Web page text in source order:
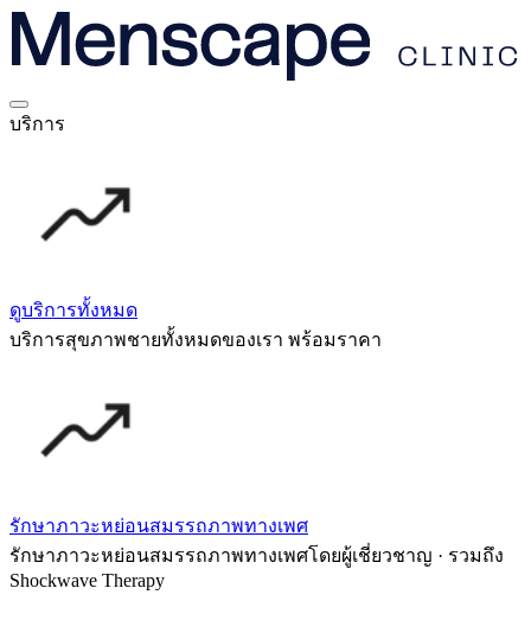
บริการ
ดูบริการทั้งหมด
บริการสุขภาพชายทั้งหมดของเรา พร้อมราคา
รักษาภาวะหย่อนสมรรถภาพทางเพศ
รักษาภาวะหย่อนสมรรถภาพทางเพศโดยผู้เชี่ยวชาญ · รวมถึง
Shockwave Therapy